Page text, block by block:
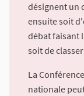
désignent un
ensuite soit
débat faisant
soit de
La
nationale